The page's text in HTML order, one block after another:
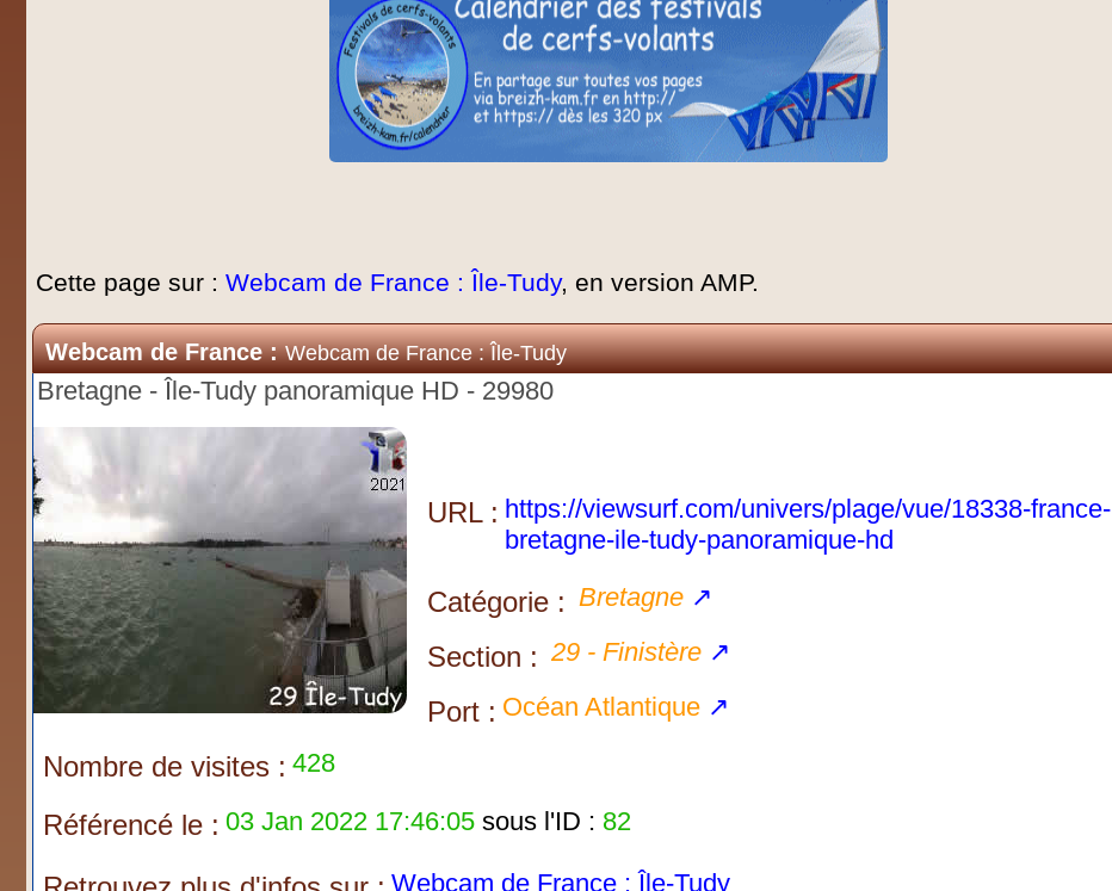
Cette page sur : Webcam de France : Île-Tudy, en version AMP.
Webcam de France :Webcam de France : Île-Tudy
Bretagne - Île-Tudy panoramique HD - 29980
URL : https://viewsurf.com/univers/plage/vue/18338-france-
bretagne-ile-tudy-panoramique-hd
Catégorie : Bretagne ↗
Section : 29 - Finistère ↗
Port : Océan Atlantique ↗
Nombre de visites : 428
Référencé le : 03 Jan 2022 17:46:05 sous l'ID : 82
Webcam de France : Île-Tudy